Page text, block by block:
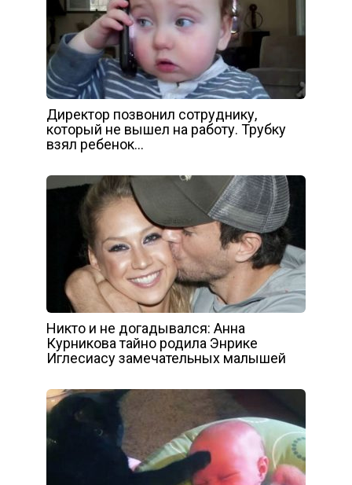
Директор позвонил сотруднику,
который не вышел на работу. Трубку
взял ребенок…
Никто и не догадывался: Анна
Курникова тайно родила Энрике
Иглесиасу замечательных малышей